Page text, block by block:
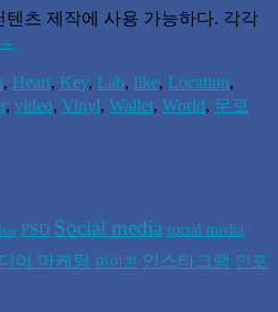
텐츠 제작에 사용 가능하다. 각각
→
, Heart, Key, Lab, like, Location,
, video, Vinyl, Wallet, World, 무로
PSD Social media social media
어 마케팅 아이콘 인스타그램 인포